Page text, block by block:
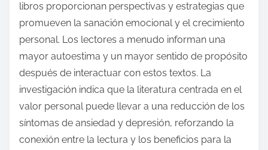
libros proporcionan perspectivas y estrategias que
promueven la sanación emocional y el crecimiento
personal. Los lectores a menudo informan una
mayor autoestima y un mayor sentido de propósito
después de interactuar con estos textos. La
investigación indica que la literatura centrada en el
valor personal puede llevar a una reducción de los
síntomas de ansiedad y depresión, reforzando la
conexión entre la lectura y los beneficios para la